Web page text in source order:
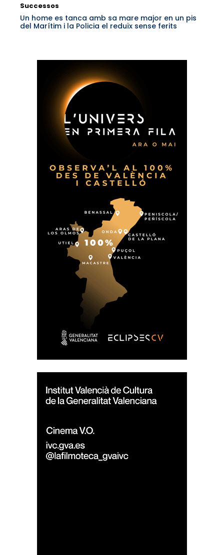
Successos
Un home es tanca amb sa mare major en un pis
del Marítim i la Policia el reduïx sense ferits